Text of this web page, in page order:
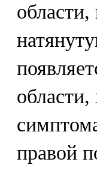
правой